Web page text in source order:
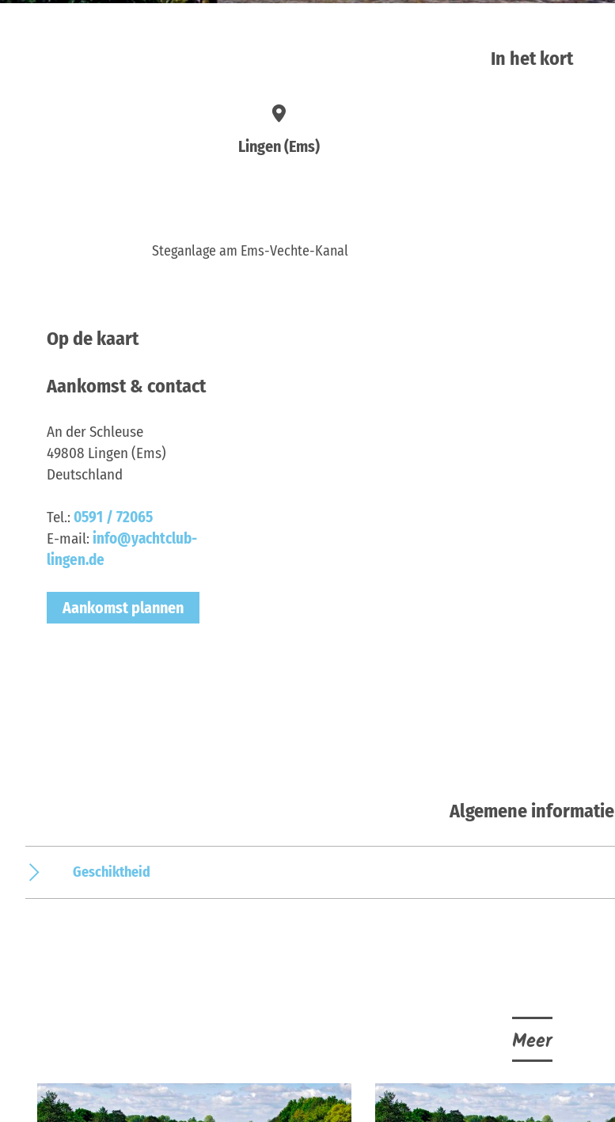
In het kort
Lingen (Ems)
​Steganlage am Ems-Vechte-Kanal
Op de kaart
Aankomst & contact
An der Schleuse
49808 Lingen (Ems)
Deutschland
Tel.: 0591 / 72065
E-mail: info@yachtclub-
lingen.de
Aankomst plannen
Algemene informatie
Geschiktheid
Meer